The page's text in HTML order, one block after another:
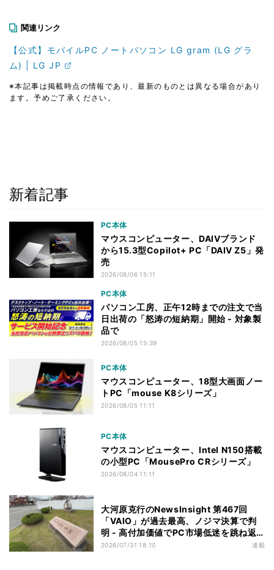
関連リンク
【公式】モバイルPC ノートパソコン LG gram (LG グラ
ム) | LG JP
※本記事は掲載時点の情報であり、最新のものとは異なる場合があり
ます。予めご了承ください。
新着記事
PC本体
マウスコンピューター、DAIVブランド
から15.3型Copilot+ PC「DAIV Z5」発
売
2026/08/06 15:11
PC本体
パソコン工房、正午12時までの注文で当
日出荷の「怒涛の短納期」開始 - 対象製
品で
2026/08/05 15:39
PC本体
マウスコンピューター、18型大画面ノー
トPC「mouse K8シリーズ」
2026/08/05 11:11
PC本体
マウスコンピューター、Intel N150搭載
の小型PC「MousePro CRシリーズ」
2026/08/04 11:11
大河原克行のNewsInsight 第467回
「VAIO」が過去最高、ノジマ決算で判
明 - 高付加価値でPC市場低迷を跳ね返
す
2026/07/31 18:10 連載